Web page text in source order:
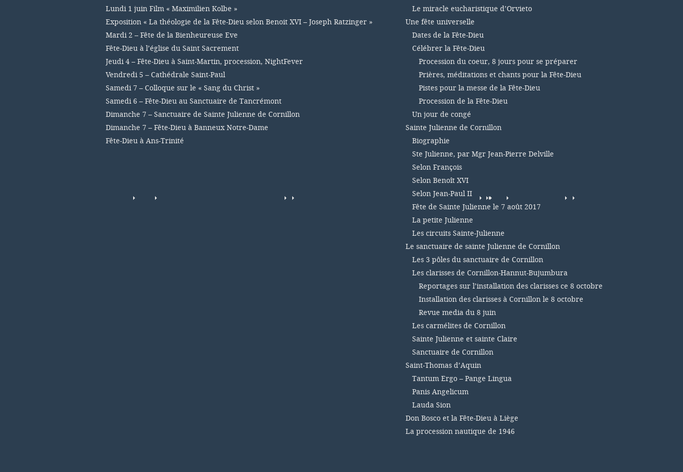
Lundi 1 juin Film « Maximilien Kolbe »
Exposition « La théologie de la Fête-Dieu selon Benoit XVI – Joseph Ratzinger »
Mardi 2 – Fête de la Bienheureuse Eve
Fête-Dieu à l’église du Saint Sacrement
Jeudi 4 – Fête-Dieu à Saint-Martin, procession, NightFever
Vendredi 5 – Cathédrale Saint-Paul
Samedi 7 – Colloque sur le « Sang du Christ »
Samedi 6 – Fête-Dieu au Sanctuaire de Tancrémont
Dimanche 7 – Sanctuaire de Sainte Julienne de Cornillon
Dimanche 7 – Fête-Dieu à Banneux Notre-Dame
Fête-Dieu à Ans-Trinité
Le miracle eucharistique d’Orvieto
Une fête universelle
Dates de la Fête-Dieu
Célébrer la Fête-Dieu
Procession du coeur, 8 jours pour se préparer
Prières, méditations et chants pour la Fête-Dieu
Pistes pour la messe de la Fête-Dieu
Procession de la Fête-Dieu
Un jour de congé
Sainte Julienne de Cornillon
Biographie
Ste Julienne, par Mgr Jean-Pierre Delville
Selon François
Selon Benoît XVI
Selon Jean-Paul II
Fête de Sainte Julienne le 7 août 2017
La petite Julienne
Les circuits Sainte-Julienne
Le sanctuaire de sainte Julienne de Cornillon
Les 3 pôles du sanctuaire de Cornillon
Les clarisses de Cornillon-Hannut-Bujumbura
Reportages sur l’installation des clarisses ce 8 octobre
Installation des clarisses à Cornillon le 8 octobre
Revue media du 8 juin
Les carmélites de Cornillon
Sainte Julienne et sainte Claire
Sanctuaire de Cornillon
Saint-Thomas d’Aquin
Tantum Ergo – Pange Lingua
Panis Angelicum
Lauda Sion
Don Bosco et la Fête-Dieu à Liège
La procession nautique de 1946